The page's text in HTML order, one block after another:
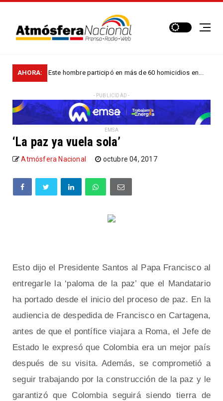
AHORA:
Este hombre participó en más de 60 homicidios en...
- PUBLICIDAD -
EMSA
‘La paz ya vuela sola’
Atmósfera Nacional octubre 04, 2017
Esto dijo el Presidente Santos al Papa Francisco al
entregarle la ‘paloma de la paz’ que el Mandatario
ha portado desde el inicio del proceso de paz. En la
audiencia de despedida de Francisco en Cartagena,
antes de que el pontífice viajara a Roma, el Jefe de
Estado le expresó que Colombia era un mejor país
después de su visita. Además, se comprometió a
seguir trabajando por la construcción de la paz y le
garantizó que Colombia seguirá siendo tierra de